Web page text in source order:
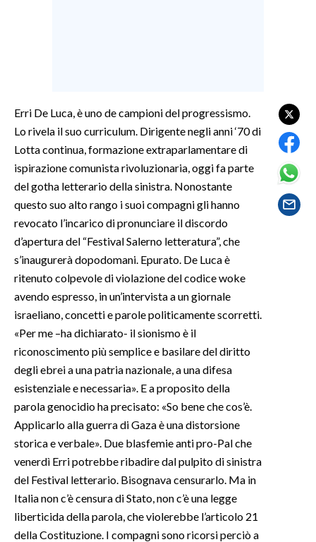
SPORT
RISULTATI E CLASSIFICHE
CALCIO
CALCIO REGIONALE
BASKET
MOTORI
TENNIS
ALTRI SPORT
CULTURA
SPETTACOLI
SALUTE
SARDEGNA TURISMO
SARDI NEL MONDO
NOTIZIE
Erri De Luca, è uno de campioni del progressismo.
Lo rivela il suo curriculum. Dirigente negli anni ‘70 di
Lotta continua, formazione extraparlamentare di
ispirazione comunista rivoluzionaria, oggi fa parte
del gotha letterario della sinistra. Nonostante
questo suo alto rango i suoi compagni gli hanno
revocato l’incarico di pronunciare il discordo
d’apertura del “Festival Salerno letteratura”, che
s’inaugurerà dopodomani. Epurato. De Luca è
ritenuto colpevole di violazione del codice woke
avendo espresso, in un’intervista a un giornale
israeliano, concetti e parole politicamente scorretti.
«Per me –ha dichiarato- il sionismo è il
riconoscimento più semplice e basilare del diritto
degli ebrei a una patria nazionale, a una difesa
esistenziale e necessaria». E a proposito della
parola genocidio ha precisato: «So bene che cos’è.
Applicarlo alla guerra di Gaza è una distorsione
storica e verbale». Due blasfemie anti pro-Pal che
venerdì Erri potrebbe ribadire dal pulpito di sinistra
del Festival letterario. Bisognava censurarlo. Ma in
Italia non c’è censura di Stato, non c’è una legge
liberticida della parola, che violerebbe l’articolo 21
della Costituzione. I compagni sono ricorsi perciò a